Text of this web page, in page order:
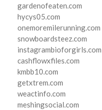
gardenofeaten.com
hycys05.com
onemoremilerunning.com
snowboardsteez.com
instagrambioforgirls.com
cashflowxfiles.com
kmbb10.com
getxtrem.com
weactinfo.com
meshingsocial.com